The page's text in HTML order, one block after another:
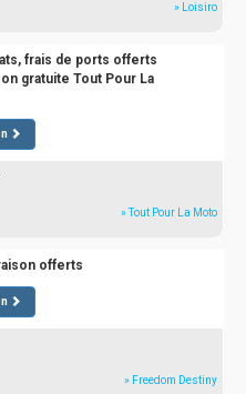
» Loisiro
frais de ports offerts
gratuite Tout Pour La
» Tout Pour La Moto
offerts
» Freedom Destiny